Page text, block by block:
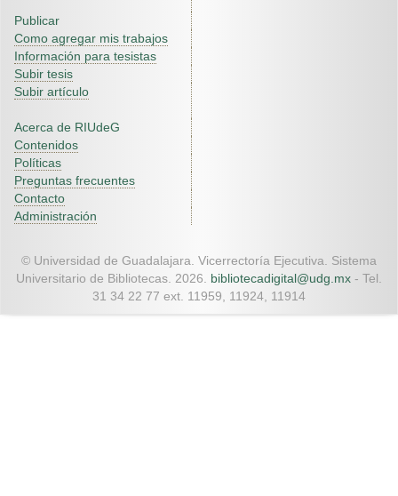
Publicar
Como agregar mis trabajos
Información para tesistas
Subir tesis
Subir artículo
Acerca de RIUdeG
Contenidos
Políticas
Preguntas frecuentes
Contacto
Administración
© Universidad de Guadalajara. Vicerrectoría Ejecutiva. Sistema
Universitario de Bibliotecas. 2026. bibliotecadigital@udg.mx - Tel.
31 34 22 77 ext. 11959, 11924, 11914